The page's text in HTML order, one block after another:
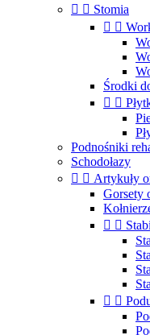
  Stomia
 
Środki
 
Podnośniki
Schodołazy
  Artykuły
Gorsety
 
 